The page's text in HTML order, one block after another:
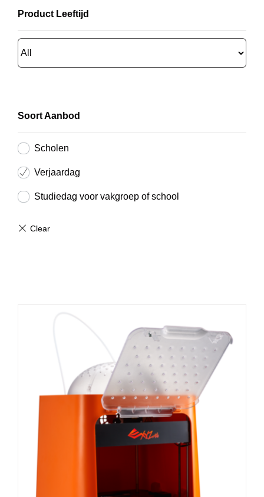
Product Leeftijd
Soort Aanbod
Scholen
Verjaardag
Studiedag voor vakgroep of school